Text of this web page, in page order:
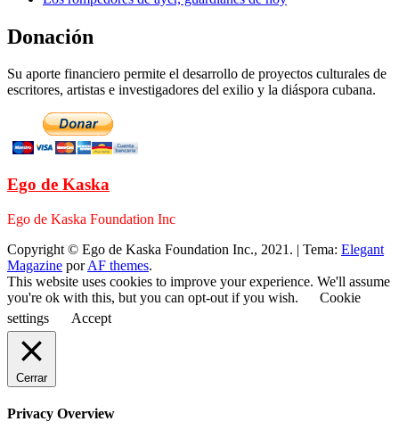
Donación
Su aporte financiero permite el desarrollo de proyectos culturales de
escritores, artistas e investigadores del exilio y la diáspora cubana.
Ego de Kaska
Ego de Kaska Foundation Inc
Copyright © Ego de Kaska Foundation Inc., 2021. | Tema: Elegant
Magazine porAF themes.
This website uses cookies to improve your experience. We'll assume
you're ok with this, but you can opt-out if you wish.
Cookie
settings
Accept
Cerrar
Privacy Overview